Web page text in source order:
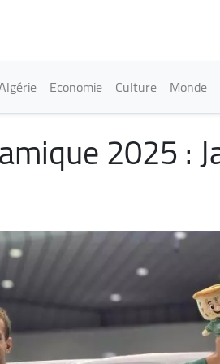
Economie Culture Monde
2025 :